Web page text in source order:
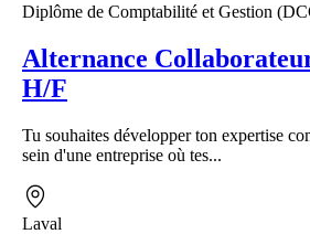
Diplôme de Comptabilité et Gestion
Alternance
H/F
Tu souhaites développer ton expertise
sein d'une entreprise où tes...
Laval